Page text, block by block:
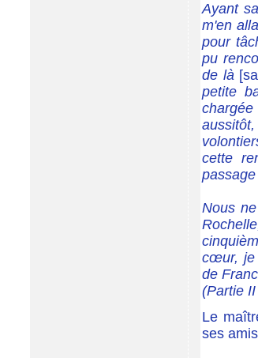
Ayant
m'en
pour
pu
de là
petite
cette
Nous
cœur, je
de
(Partie
Le
ses